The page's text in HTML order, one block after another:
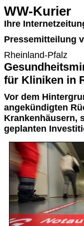
WW-Kurier
Ihre
Pressemitteilung
Rheinland-Pfalz
für Kliniken in
Vor dem
angekündigten
Krankenhäusern,
geplanten